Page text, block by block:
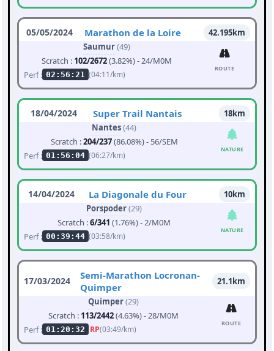
05/05/2024 Marathon de la Loire
42.195km
Saumur(49)
Scratch : 102/2672(3.82%) - 24/M0M
Perf : 02:56:21 (04:11/km)
ROUTE
18/04/2024 Super Trail Nantais
18km
Nantes(44)
Scratch :204/237(86.08%) - 56/SEM
Perf : 01:56:04 (06:27/km)
NATURE
14/04/2024 La Diagonale du Four
10km
Porspoder(29)
Scratch :6/341 (1.76%) - 2/M0M
Perf : 00:39:44 (03:58/km)
NATURE
17/03/2024
Semi-Marathon Locronan-
Quimper
21.1km
Quimper(29)
Scratch : 113/2442(4.63%) - 28/M0M
Perf : 01:20:32 RP(03:49/km)
ROUTE